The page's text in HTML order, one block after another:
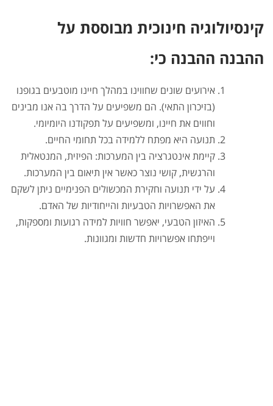
קינסיולוגיה חינוכית מבוססת על
ההבנה ההבנה כי:
אירועים שונים שחווינו במהלך חיינו מוטבעים בגופנו
(בזיכרון התאי). הם משפיעים על הדרך בה אנו מבינים
וחווים את חיינו, ומשפיעים על תפקודנו היומיומי.
תנועה היא מפתח ללמידה בכל תחומי החיים.
קיימת אינטגרציה בין המערכות: הפיזית, המנטאלית
והרגשית, קושי נוצר כאשר אין תיאום בין המערכות.
על ידי תנועה וחקירת המכשולים הפנימיים ניתן לשקם
את האפשרויות הטבעיות והייחודיות של האדם.
האיזון הטבעי, יאפשר חוויות למידה רגועות ומספקות,
וייפתחו אפשרויות חדשות ומגוונות.